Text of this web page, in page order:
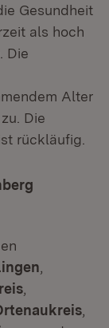
Gesundheit
als hoch
Die
Alter
Die
rückläufig.